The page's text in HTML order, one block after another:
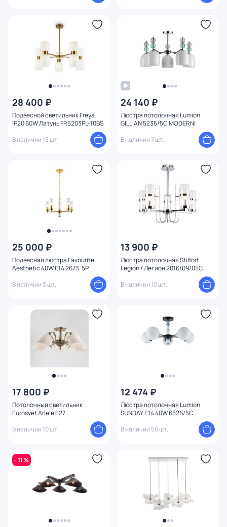
28 400 ₽
Подвесной светильник Freya
IP20 60W Латунь FR5203PL-10BS
В наличии 15 шт.
24 140 ₽
Люстра потолочная Lumion
GILLIAN 5235/5C MODERNI
В наличии 7 шт.
25 000 ₽
Подвесная люстра Favourite
Aesthetic 40W E14 2673-5P
В наличии 3 шт.
13 900 ₽
Люстра потолочная Stilfort
Legion / Легион 2016/09/05C
В наличии 10 шт.
17 800 ₽
Потолочный светильник
Eurosvet Ariele E27
В наличии 10 шт.
12 474 ₽
Люстра потолочная Lumion
SUNDAY E14 40W 6526/5C
В наличии 50 шт.
- 11 %